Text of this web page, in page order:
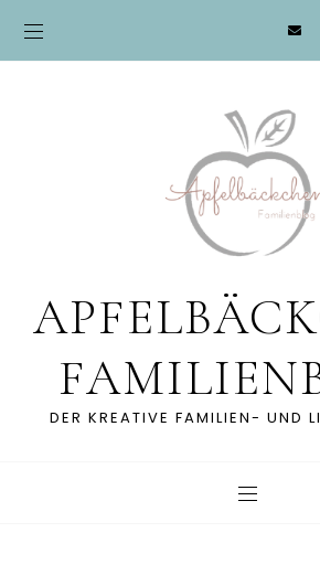
DER KREATIVE FAMILIEN- UND